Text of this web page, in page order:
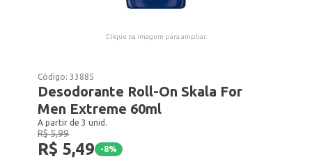
Clique na imagem para ampliar.
Código:33885
Desodorante Roll-On Skala For
Men Extreme 60ml
A partir de 3 unid.
R$ 5,99
R$ 5,49 -8%